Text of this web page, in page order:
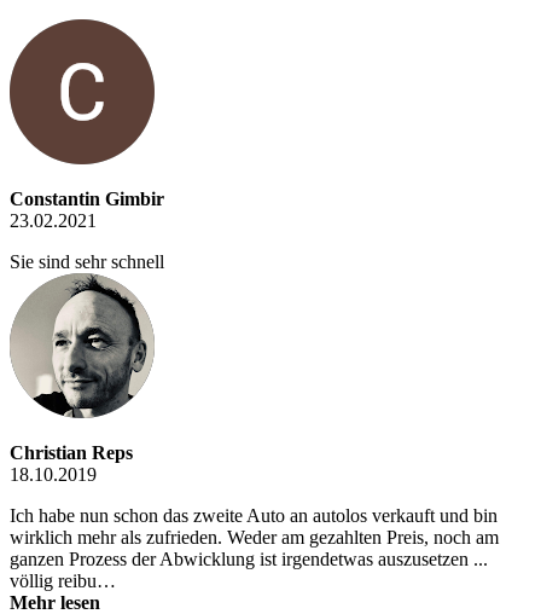
Constantin Gimbir
23.02.2021
Sie sind sehr schnell
Christian Reps
18.10.2019
Ich habe nun schon das zweite Auto an autolos verkauft und bin
wirklich mehr als zufrieden. Weder am gezahlten Preis, noch am
ganzen Prozess der Abwicklung ist irgendetwas auszusetzen ...
völlig reibu…
Mehr lesen